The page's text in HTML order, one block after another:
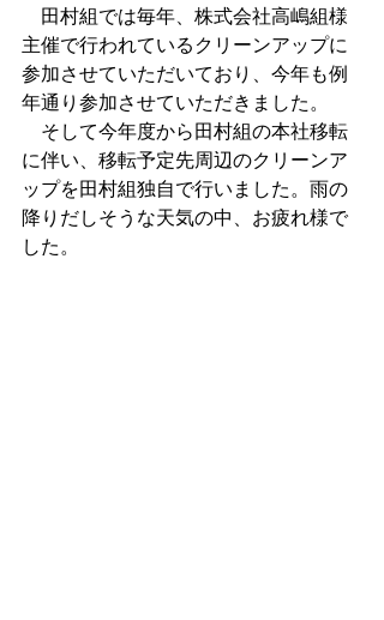
田村組では毎年、株式会社高嶋組様
主催で行われているクリーンアップに
参加させていただいており、今年も例
年通り参加させていただきました。
そして今年度から田村組の本社移転
に伴い、移転予定先周辺のクリーンア
ップを田村組独自で行いました。雨の
降りだしそうな天気の中、お疲れ様で
した。